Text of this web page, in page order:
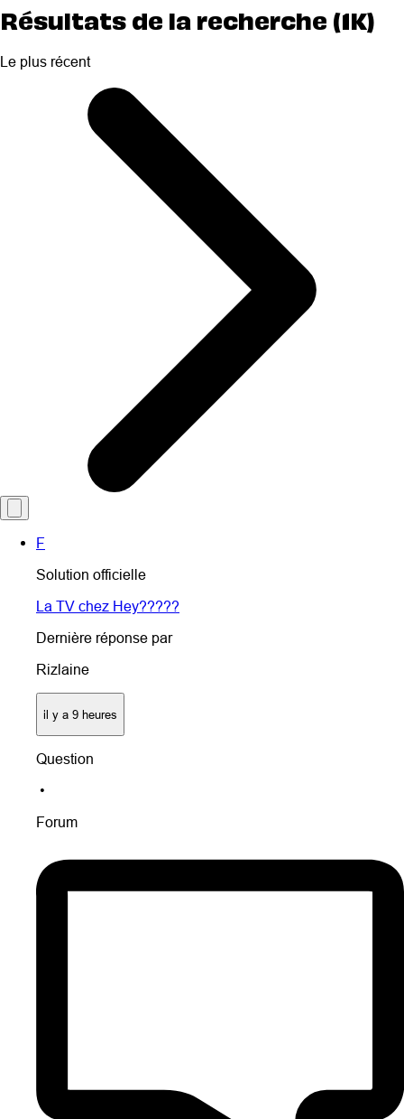
Résultats de la recherche (1K)
Le plus récent
F
Solution officielle
La TV chez Hey?????
Dernière réponse par
Rizlaine
il y a 9 heures
Question
•
Forum